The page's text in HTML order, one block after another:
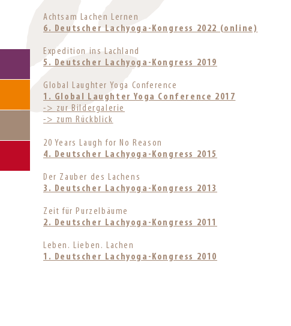
Achtsam Lachen Lernen
6. Deutscher Lachyoga-Kongress 2022 (online)
Expedition ins Lachland
5. Deutscher Lachyoga-Kongress 2019
Global Laughter Yoga Conference
1. Global Laughter Yoga Conference 2017
-> zur Bildergalerie
-> zum Rückblick
20 Years Laugh for No Reason
4. Deutscher Lachyoga-Kongress 2015
Der Zauber des Lachens
3. Deutscher Lachyoga-Kongress 2013
Zeit für Purzelbäume
2. Deutscher Lachyoga-Kongress 2011
Leben. Lieben. Lachen
1. Deutscher Lachyoga-Kongress 2010